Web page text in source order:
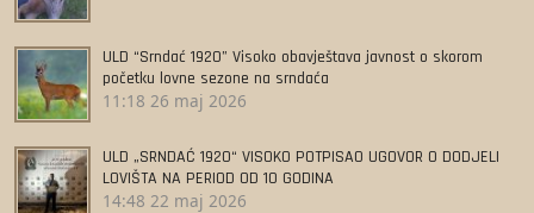
ULD “Srndać 1920” Visoko obavještava javnost o skorom
početku lovne sezone na srndaća
11:18 26 maj 2026
ULD „SRNDAĆ 1920“ VISOKO POTPISAO UGOVOR O DODJELI
LOVIŠTA NA PERIOD OD 10 GODINA
14:48 22 maj 2026